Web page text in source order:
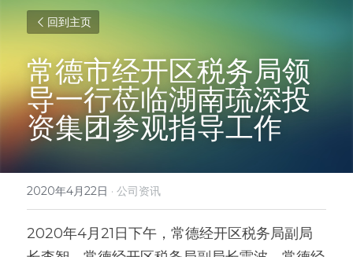
回到主页
常德市经开区税务局领
导一行莅临湖南琉深投
资集团参观指导工作
2020年4月22日 · 公司资讯
2020年4月21日下午，常德经开区税务局副局